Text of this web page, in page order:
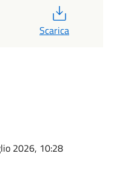
Scarica
2026, 10:28